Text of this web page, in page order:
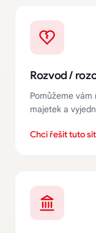
Rozvod /
Pomůžeme
majetek a
Chci řešit tuto